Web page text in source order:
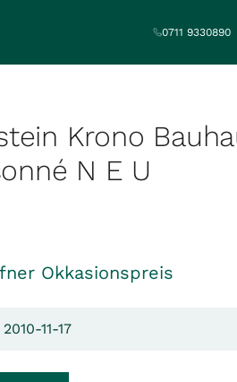
0711 9330890
Krono
N E U
Okkasionspreis
11-17